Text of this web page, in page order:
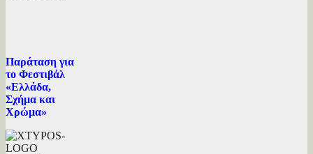
Παράταση για
το Φεστιβάλ
«Ελλάδα,
Σχήμα και
Χρώμα»